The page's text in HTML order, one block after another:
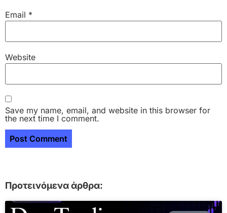
Email *
Website
Save my name, email, and website in this browser for
the next time I comment.
Προτεινόμενα άρθρα: